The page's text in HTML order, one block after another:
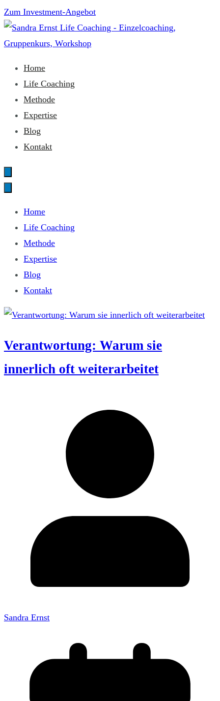
Zum
Inhalt
springen
Zum Investment-Angebot
Sandra Ernst Life Coaching
Home
Life Coaching
Methode
Expertise
Blog
Kontakt
Home
Life Coaching
Methode
Expertise
Blog
Kontakt
Verantwortung: Warum sie
innerlich oft weiterarbeitet
Sandra Ernst